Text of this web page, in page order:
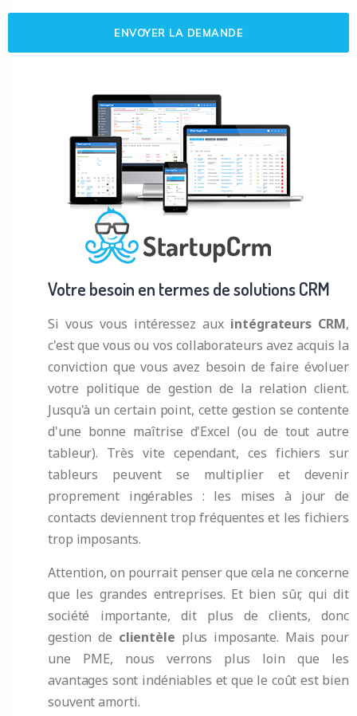
Votre besoin en termes de solutions CRM
Si vous vous intéressez aux intégrateurs CRM,
c'est que vous ou vos collaborateurs avez acquis la
conviction que vous avez besoin de faire évoluer
votre politique de gestion de la relation client.
Jusqu'à un certain point, cette gestion se contente
d'une bonne maîtrise d'Excel (ou de tout autre
tableur). Très vite cependant, ces fichiers sur
tableurs peuvent se multiplier et devenir
proprement ingérables : les mises à jour de
contacts deviennent trop fréquentes et les fichiers
trop imposants.
Attention, on pourrait penser que cela ne concerne
que les grandes entreprises. Et bien sûr, qui dit
société importante, dit plus de clients, donc
gestion de clientèle plus imposante. Mais pour
une PME, nous verrons plus loin que les
avantages sont indéniables et que le coût est bien
souvent amorti.